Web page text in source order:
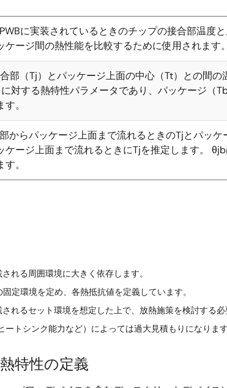
に実装されているときのチップの接合部温度
ケージ間の熱性能を比較するために使用されます。
部（Tj）とパッケージ上面の中心（Tt）との間
対する熱特性パラメータであり、パッケージ（
。
からパッケージ上面まで流れるときのTjとパッ
ケージ上面まで流れるときにTjを推定します。
。
れる周囲環境に大きく依存します。
定環境を定め、各熱抵抗値を定義しています。
れるセット環境を想定した上で、放熱施策を検討する必
トシンク能力など）によっては過大見積もりになります
特性の定義